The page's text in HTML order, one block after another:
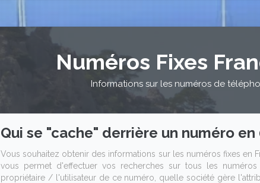
Numéros Fixes
Informations sur les numéros de
Qui se "cache" derrière un numéro en
Vous souhaitez obtenir des informations sur les numéros fixes en
vous permet d'effectuer vos recherches sur tous les
propriétaire / l'utilisateur de ce numéro, quelle société gère